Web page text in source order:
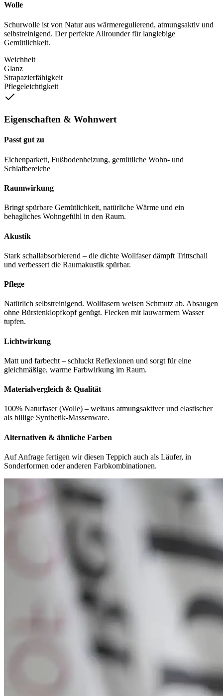
Wolle
Schurwolle ist von Natur aus wärmeregulierend, atmungsaktiv und
selbstreinigend. Der perfekte Allrounder für langlebige
Gemütlichkeit.
Weichheit
Glanz
Strapazierfähigkeit
Pflegeleichtigkeit
Eigenschaften & Wohnwert
Passt gut zu
Eichenparkett, Fußbodenheizung, gemütliche Wohn- und
Schlafbereiche
Raumwirkung
Bringt spürbare Gemütlichkeit, natürliche Wärme und ein
behagliches Wohngefühl in den Raum.
Akustik
Stark schallabsorbierend – die dichte Wollfaser dämpft Trittschall
und verbessert die Raumakustik spürbar.
Pflege
Natürlich selbstreinigend. Wollfasern weisen Schmutz ab. Absaugen
ohne Bürstenklopfkopf genügt. Flecken mit lauwarmem Wasser
tupfen.
Lichtwirkung
Matt und farbecht – schluckt Reflexionen und sorgt für eine
gleichmäßige, warme Farbwirkung im Raum.
Materialvergleich & Qualität
100% Naturfaser (Wolle) – weitaus atmungsaktiver und elastischer
als billige Synthetik-Massenware.
Alternativen & ähnliche Farben
Auf Anfrage fertigen wir diesen Teppich auch als Läufer, in
Sonderformen oder anderen Farbkombinationen.